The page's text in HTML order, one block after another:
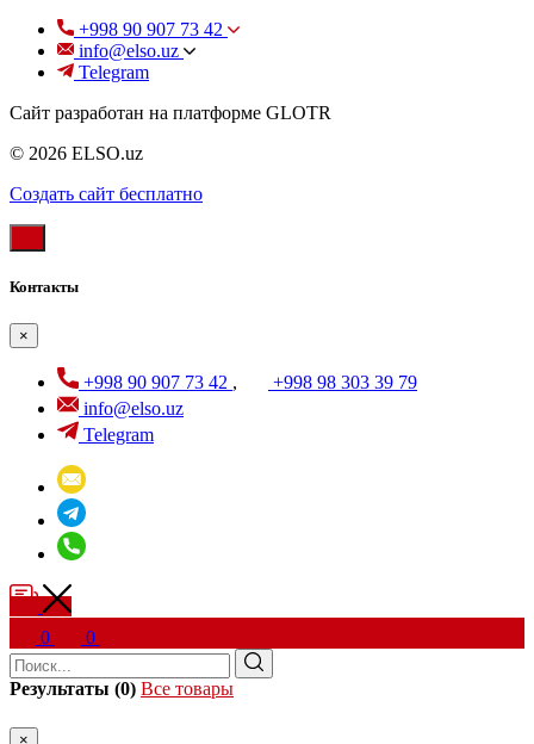
+998 90 907 73 42
info@elso.uz
Telegram
Сайт разработан на платформе GLOTR
© 2026 ELSO.uz
Создать cайт бесплатно
Контакты
×
+998 90 907 73 42 ,
+998 98 303 39 79
info@elso.uz
Telegram
0 0
Результаты (0) Все товары
×